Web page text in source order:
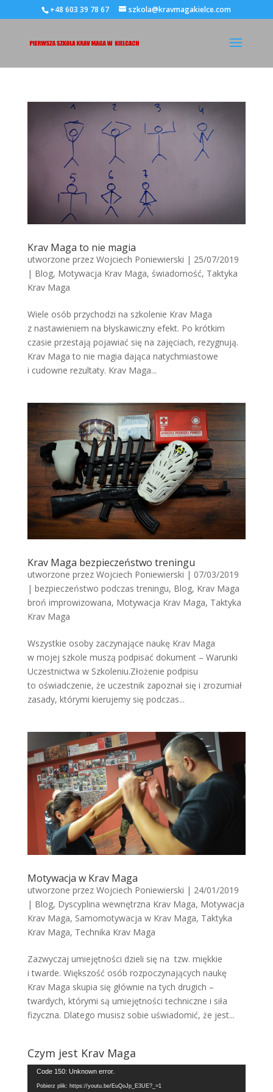
+48 603 39 78 67 szkola@kravmagakielce.com
Krav Maga to nie magia
utworzone przez Wojciech Poniewierski | 25/07/2019
| Blog, Motywacja Krav Maga, świadomość, Taktyka
Krav Maga
Wiele osób przychodzi na szkolenie Krav Maga
z nastawieniem na błyskawiczny efekt. Po krótkim
czasie przestają pojawiać się na zajęciach, rezygnują.
Krav Maga to nie magia dająca natychmiastowe
i cudowne rezultaty. Krav Maga...
Krav Maga bezpieczeństwo treningu
utworzone przez Wojciech Poniewierski | 07/03/2019
| bezpieczeństwo podczas treningu, Blog, Krav Maga
broń improwizowana, Motywacja Krav Maga, Taktyka
Krav Maga
Wszystkie osoby zaczynające naukę Krav Maga
w mojej szkole muszą podpisać dokument – Warunki
Uczestnictwa w Szkoleniu.Złożenie podpisu
to oświadczenie, że uczestnik zapoznał się i zrozumiał
zasady, którymi kierujemy się podczas...
Motywacja w Krav Maga
utworzone przez Wojciech Poniewierski | 24/01/2019
| Blog, Dyscyplina wewnętrzna Krav Maga, Motywacja
Krav Maga, Samomotywacja w Krav Maga, Taktyka
Krav Maga, Technika Krav Maga
Zazwyczaj umiejętności dzieli się na tzw. miękkie
i twarde. Większość osób rozpoczynających naukę
Krav Maga skupia się głównie na tych drugich –
twardych, którymi są umiejętności techniczne i siła
fizyczna. Dlatego musisz sobie uświadomić, że jest...
Czym jest Krav Maga
Odtwarzacz
video
Code 150: Unknown error.
Pobierz plik: https://youtu.be/EuQoJp_E3UE?_=1